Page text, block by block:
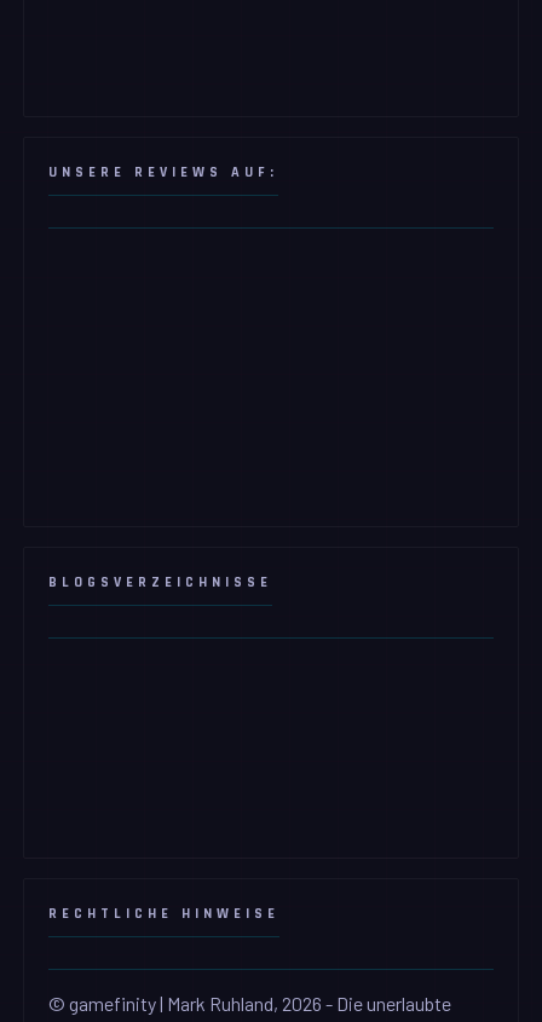
UNSERE REVIEWS AUF:
BLOGSVERZEICHNISSE
RECHTLICHE HINWEISE
© gamefinity | Mark Ruhland, 2026 - Die unerlaubte